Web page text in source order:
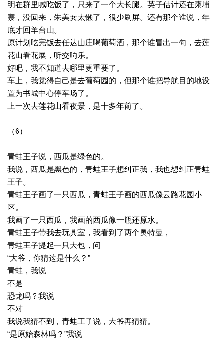
明在群里喊吃饭了，只来了一个大长腿。英子估计还在柬埔
寨，没回来，朱美女太懒了，很少刷屏。还有那个谁说，年
底才回羊台山。
原计划吃完饭去任达山庄喝葡萄酒，那个谁冒出一句，去莲
花山看花展，听交响乐。
好吧，我不知道去哪里更重要了。
车上，我觉得自己是去葡萄园的，但那个谁把导航目的地设
置为书城中心停车场了。
上一次去莲花山看夜景，是十多年前了。
（6）
青蛙王子说，西瓜是绿色的。
我说，西瓜是黑色的，青蛙王子想纠正我，我也想纠正青蛙
王子。
青蛙王子画了一只西瓜，青蛙王子画的西瓜像云路花园小
区。
我画了一只西瓜，我画的西瓜像一瓶还原水。
青蛙王子带我去玩具室，我看到了两个奥特曼，
青蛙王子提起一只大包，问
“大爷，你猜这是什么？”
青蛙，我说
不是
恐龙吗？我说
不对
我说我猜不到，青蛙王子说，大爷再猜猜。
“是原始森林吗？”我说